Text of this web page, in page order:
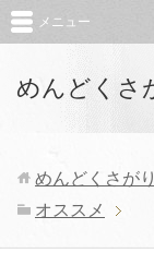
めんどくさ
メニュー
めんどくさが
オススメ